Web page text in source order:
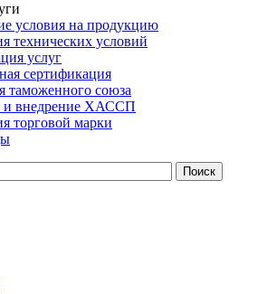
условия на продукцию
технических условий
услуг
сертификация
таможенного союза
и внедрение ХАССП
торговой марки